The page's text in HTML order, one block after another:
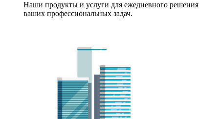
Наши продукты и услуги для ежедневного решения
ваших профессиональных задач.